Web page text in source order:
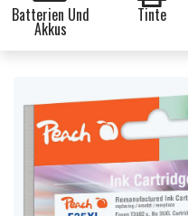
Batterien Und
Akkus
Tinte